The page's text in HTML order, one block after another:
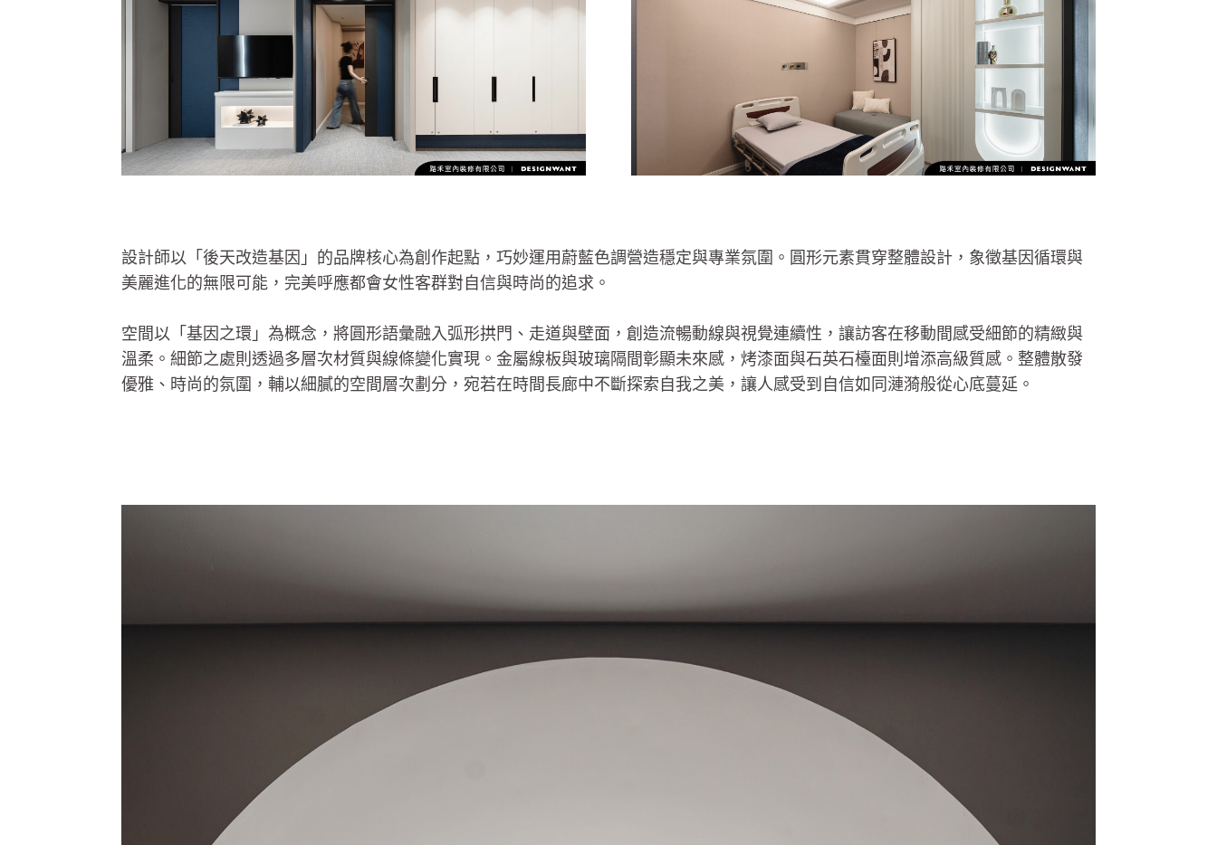
設計師以「後天改造基因」的品牌核心為創作起點，巧妙運用蔚藍色調營造穩定與專業氛圍。圓形元素貫穿整體設計，象徵基因循環與
美麗進化的無限可能，完美呼應都會女性客群對自信與時尚的追求。
空間以「基因之環」為概念，將圓形語彙融入弧形拱門、走道與壁面，創造流暢動線與視覺連續性，讓訪客在移動間感受細節的精緻與
溫柔。細節之處則透過多層次材質與線條變化實現。金屬線板與玻璃隔間彰顯未來感，烤漆面與石英石檯面則增添高級質感。整體散發
優雅、時尚的氛圍，輔以細膩的空間層次劃分，宛若在時間長廊中不斷探索自我之美，讓人感受到自信如同漣漪般從心底蔓延。